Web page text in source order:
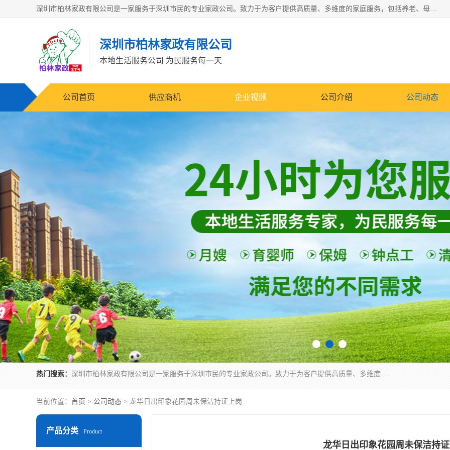
深圳市柏林家政有限公司是一家服务于深圳市民的专业家政公司。致力于为客户提供高质量、多维度的家庭服务，包括养老、母婴、月嫂育婴早教、康复理疗、家电清洗和保洁等方面的专业服务。
深圳市柏林家政有限公司
本地生活服务公司 为民服务每一天
公司首页 供应商机 企业视频 公司介绍 公司动态
热门搜索： 深圳市柏林家政有限公司是一家服务于深圳市民的专业家政公司。致力于为客户提供高质量、多维度的家庭服务，包括养老、母婴、月嫂育婴早教、康复理疗、家电清洗和保洁等方面的专业服务。
当前位置： 首页 > 公司动态 > 龙华日出印象花园周未保洁持证上岗
产品分类 Product
龙华日出印象花园周未保洁持